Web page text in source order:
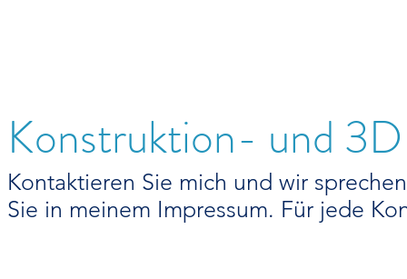
Konstruktion- und
Kontaktieren Sie mich und wir
Sie in meinem Impressum. Für jede